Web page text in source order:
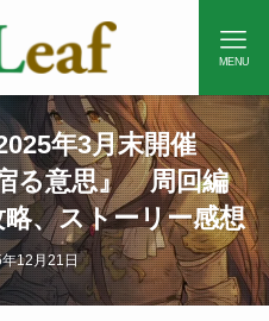
MENU
年3月末開催
る意思』 周回編
、ストーリー感想
12月21日